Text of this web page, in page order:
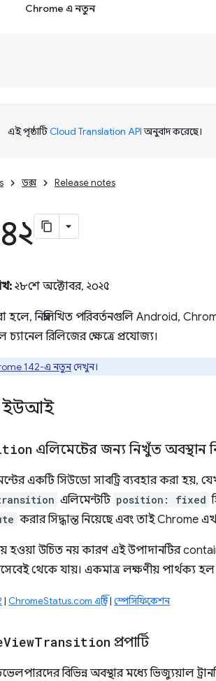
Chrome এ নতুন
এই পৃষ্ঠাটিCloud Translation APIঅনুবাদ করেছে।
ডক্স Release notes
২৮শে অক্টোবর, ২০২৫
হলে, নিম্নলিখিত পরিবর্তনগুলি Android,
চ্যানেল রিলিজের ক্ষেত্রে প্রযোজ্য।
142-এ নতুনদেখুন।
ইউআই
এলিমেন্টের জন্য নিখুঁত অবস্থান
একটি সিউডো সাবট্রি ব্যবহার করা হয়,
এলিমেন্টটি position: fixed
করার সিদ্ধান্ত নিয়েছে এবং তাই Chrome
হওয়া উচিত নয় কারণ এই উপাদানটির
থেকে যায়। একমাত্র লক্ষণীয় পার্থক্য হল
| ChromeStatus.com এন্ট্রি| স্পেসিফিকেশন
ViewTransition প্রপার্টি
বিভিন্ন অবস্থার মধ্যে ভিজ্যুয়াল